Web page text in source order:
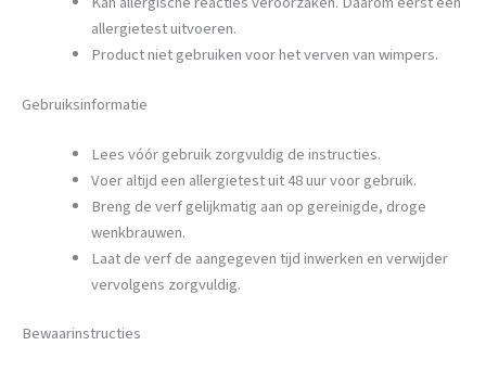
allergietest uitvoeren.
Product niet gebruiken voor het verven van wimpers.
Gebruiksinformatie
Lees vóór gebruik zorgvuldig de instructies.
Voer altijd een allergietest uit 48 uur voor gebruik.
Breng de verf gelijkmatig aan op gereinigde, droge
wenkbrauwen.
Laat de verf de aangegeven tijd inwerken en verwijder
vervolgens zorgvuldig.
Bewaarinstructies